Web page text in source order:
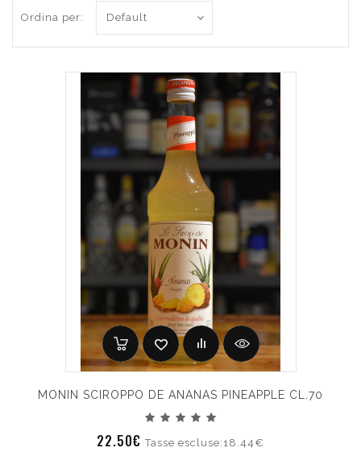
Ordina per:
MONIN SCIROPPO DE ANANAS PINEAPPLE CL.70
22.50€Tasse escluse:18.44€